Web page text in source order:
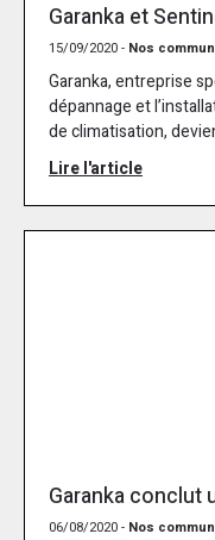
Garanka et
15/09/2020 - Nos
Garanka, entreprise
dépannage et
de climatisation,
Lire l'article
Garanka conclut
06/08/2020 - Nos